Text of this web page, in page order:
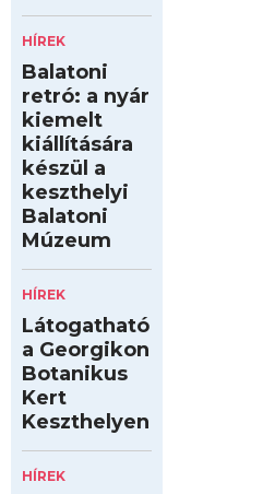
HÍREK
Balatoni
retró: a nyár
kiemelt
kiállítására
készül a
keszthelyi
Balatoni
Múzeum
HÍREK
Látogatható
a Georgikon
Botanikus
Kert
Keszthelyen
HÍREK